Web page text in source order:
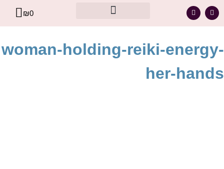
₪0
woman-holding-reiki-energy-
her-hands